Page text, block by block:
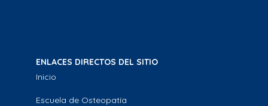
ENLACES DIRECTOS DEL SITIO
Inicio
Escuela de Osteopatía